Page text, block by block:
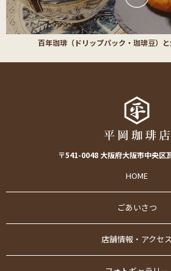
百年珈琲（ドリップパック・珈琲豆）
〒541-0048 大阪府大阪市中央区
HOME
ごあいさつ
店舗情報・アクセス